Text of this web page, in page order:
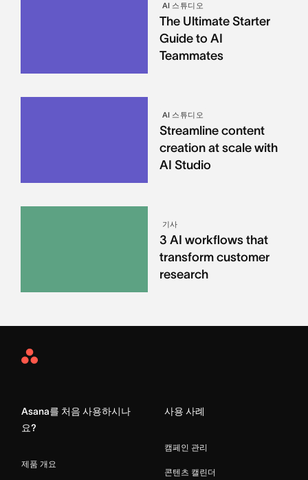
AI 스튜디오
The Ultimate Starter
Guide to AI
Teammates
AI 스튜디오
Streamline content
creation at scale with
AI Studio
기사
3 AI workflows that
transform customer
research
Asana
Asana를 처음 사용하시나
요?
제품 개요
사용 사례
캠페인 관리
콘텐츠 캘린더